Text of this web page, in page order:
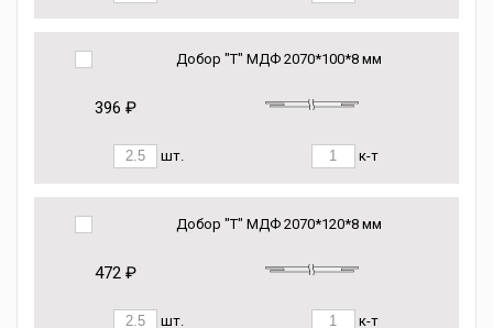
Добор "Т" МДФ 2070*100*8 мм
396 ₽
шт. к-т
Добор "Т" МДФ 2070*120*8 мм
472 ₽
шт. к-т